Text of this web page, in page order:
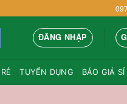
ĐĂNG NHẬP
TUYỂN DỤNG BÁO GIÁ SỈ